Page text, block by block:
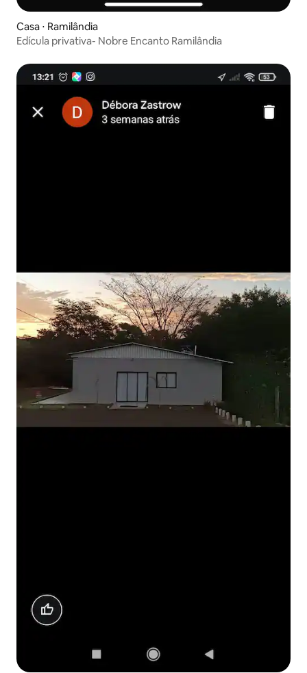
Casa ⋅ Ramilândia
Edícula privativa- Nobre Encanto Ramilândia